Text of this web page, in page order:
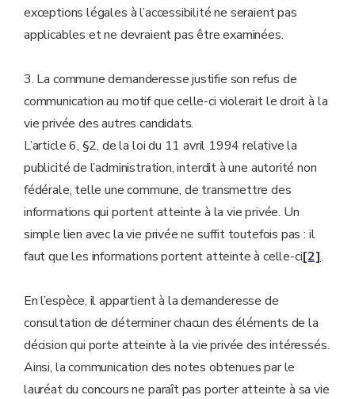
exceptions légales à l’accessibilité ne seraient pas
applicables et ne devraient pas être examinées.
3. La commune demanderesse justifie son refus de
communication au motif que celle-ci violerait le droit à la
vie privée des autres candidats.
L’article 6, §2, de la loi du 11 avril 1994 relative la
publicité de l’administration, interdit à une autorité non
fédérale, telle une commune, de transmettre des
informations qui portent atteinte à la vie privée. Un
simple lien avec la vie privée ne suffit toutefois pas : il
faut que les informations portent atteinte à celle-ci[2].
En l’espèce, il appartient à la demanderesse de
consultation de déterminer chacun des éléments de la
décision qui porte atteinte à la vie privée des intéressés.
Ainsi, la communication des notes obtenues par le
lauréat du concours ne paraît pas porter atteinte à sa vie